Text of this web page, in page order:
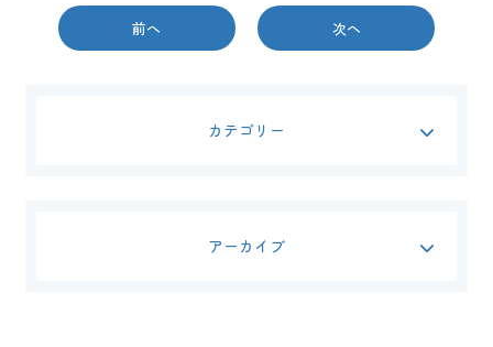
前へ 次へ
カテゴリー
アーカイブ